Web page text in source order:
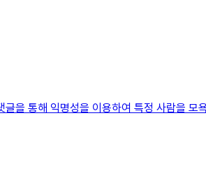
을 통해 익명성을 이용하여 특정 사람을